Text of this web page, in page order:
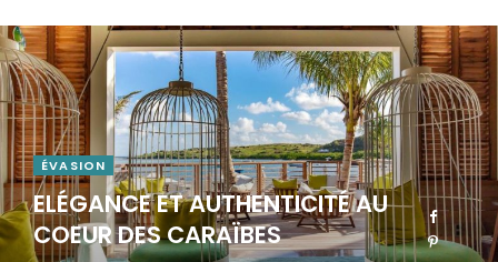
ÉVASION
ELÉGANCE ET AUTHENTICITÉ AU
COEUR DES CARAÏBES